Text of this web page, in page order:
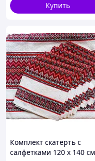
Купить
Комплект скатерть с
салфетками 120 х 140 см